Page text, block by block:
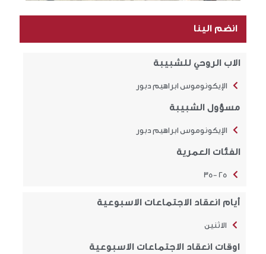
انضم الينا
الاب الروحي للشبيبة
الإيكونوموس ابراهيم دبور
مسؤول الشبيبة
الإيكونوموس ابراهيم دبور
الفئات العمرية
25 -35
أيام انعقاد الاجتماعات الاسبوعية
الاثنين
اوقات انعقاد الاجتماعات الاسبوعية